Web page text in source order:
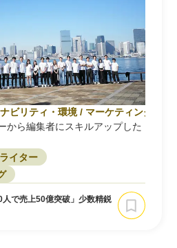
ビリティ・環境 / マーケティング
から編集者にスキルアップした
イター
で売上50億突破」少数精鋭